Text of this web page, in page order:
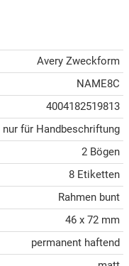
Avery Zweckform
NAME8C
4004182519813
nur für Handbeschriftung
2 Bögen
8 Etiketten
Rahmen bunt
46 x 72 mm
permanent haftend